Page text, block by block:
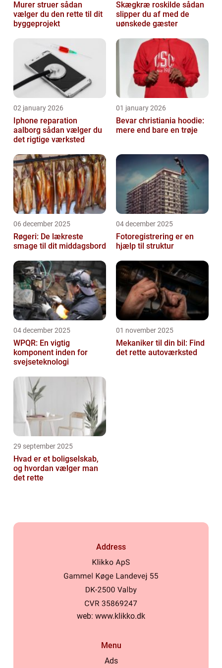
Murer struer sådan
vælger du den rette til dit
byggeprojekt
Skægkræ roskilde sådan
slipper du af med de
uønskede gæster
02 january 2026
Iphone reparation
aalborg sådan vælger du
det rigtige værksted
01 january 2026
Bevar christiania hoodie:
mere end bare en trøje
06 december 2025
Røgeri: De lækreste
smage til dit middagsbord
04 december 2025
Fotoregistrering er en
hjælp til struktur
04 december 2025
WPQR: En vigtig
komponent inden for
svejseteknologi
01 november 2025
Mekaniker til din bil: Find
det rette autoværksted
29 september 2025
Hvad er et boligselskab,
og hvordan vælger man
det rette
Address
web: www.klikko.dk
Menu
Ads